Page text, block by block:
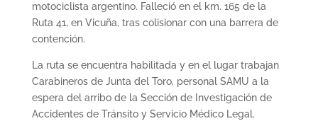
motociclista argentino. Falleció en el km. 165 de la
Ruta 41, en Vicuña, tras colisionar con una barrera de
contención.
La ruta se encuentra habilitada y en el lugar trabajan
Carabineros de Junta del Toro, personal SAMU a la
espera del arribo de la Sección de Investigación de
Accidentes de Tránsito y Servicio Médico Legal.